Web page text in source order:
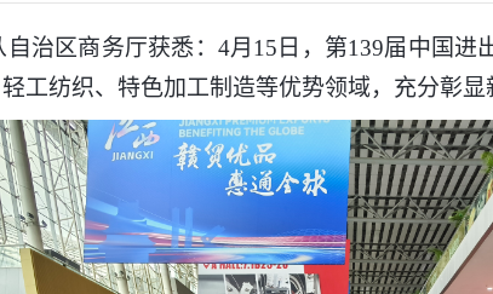
区商务厅获悉：4月15日，第139届中国进
工纺织、特色加工制造等优势领域，充分彰显